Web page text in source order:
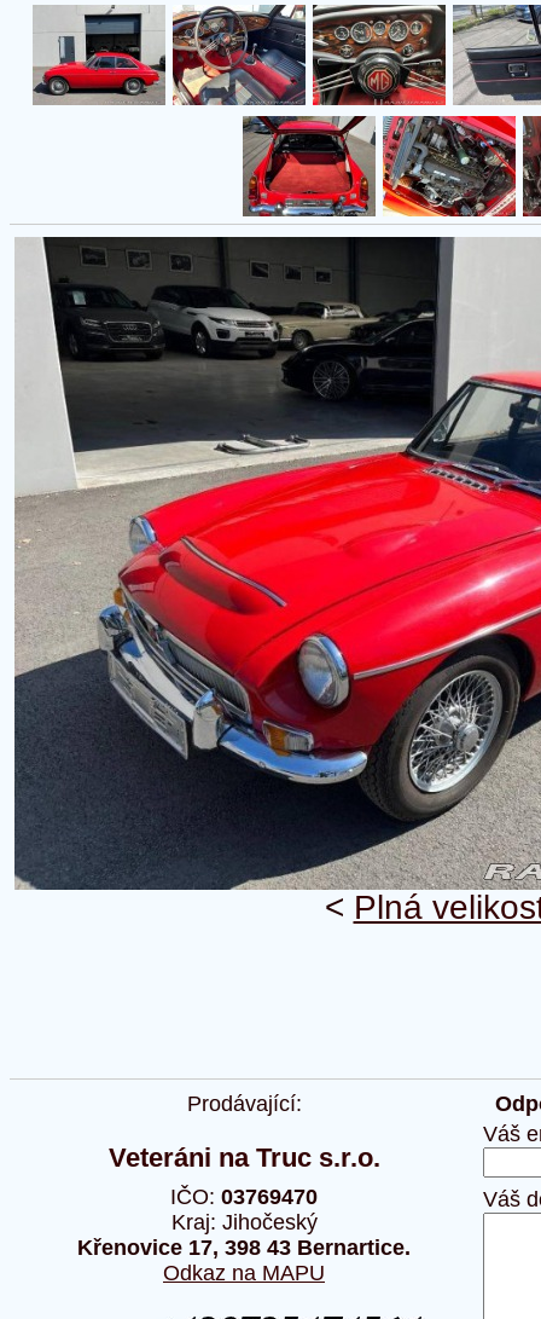
< Plná
Prodávající:
Veteráni na Truc s.r.o.
IČO: 03769470
Kraj: Jihočeský
Křenovice 17, 398 43 Bernartice.
Odkaz na MAPU
Váš
Váš